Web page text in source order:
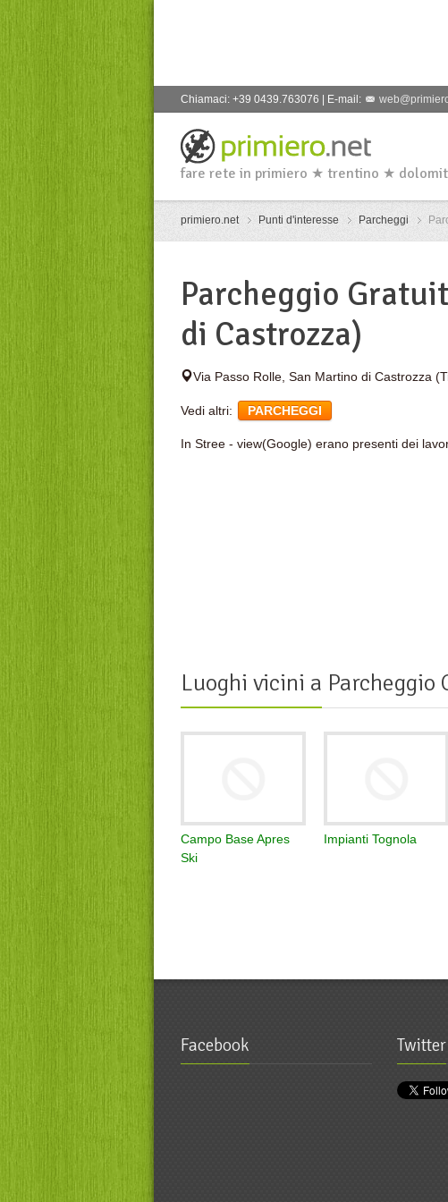
Chiamaci: +39 0439.763076 | E-mail:
fare rete in primiero ★ trentino ★
primiero.net Punti d'interesse Parcheggi
Parcheggio
di Castrozza)
Via Passo Rolle, San Martino di Castrozza
Vedi altri: PARCHEGGI
In Stree - view(Google) erano presenti dei
Luoghi vicini a Parcheggio
Campo Base Apres
Ski
Impianti Tognola
Facebook Twitter